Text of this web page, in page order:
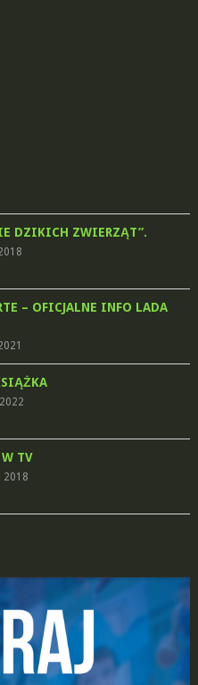
DZIKICH ZWIERZĄT”.
– OFICJALNE INFO LADA
TV
2018